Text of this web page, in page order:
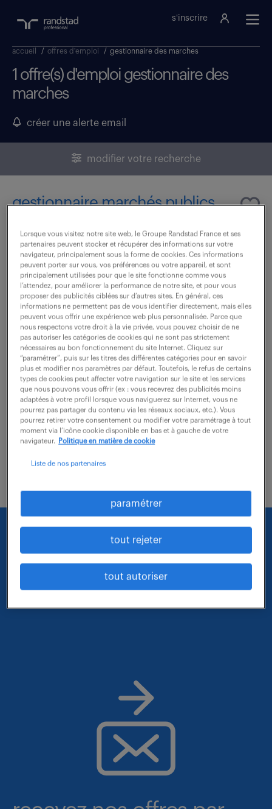
s'inscrire
accueil / offres d'emploi / gestionnaire des marches
1 offre(s) d'emploi gestionnaire des
marches
créer une alerte email
modifier votre recherche
gestionnaire marchés publics
23 février 2026
Orleans (45)
CDI
27 000 - 28 000 € / an
Quelles responsabilités captivantes attendez-vous en
tant que Gestionnaire des marchés (F/H) ? Dans le
cadre de ce poste, vous serez responsable de la
gestion rigoureuse et du suivi des marchés...
voir l'offre
Nous faisons le maximum pour trouver un emploi
qui vous correspond parmi nos offres :
- métier et compétences : gestionnaire des marches
Lorsque vous visitez notre site web, le Groupe Randstad France et ses
partenaires peuvent stocker et récupérer des informations sur votre
navigateur, principalement sous la forme de cookies. Ces informations
peuvent porter sur vous, vos préférences ou votre appareil, et sont
principalement utilisées pour que le site fonctionne comme vous
l’attendez, pour améliorer la performance de notre site, et pour vous
proposer des publicités ciblées sur d’autres sites. En général, ces
informations ne permettent pas de vous identifier directement, mais elles
peuvent vous offrir une expérience web plus personnalisée. Parce que
nous respectons votre droit à la vie privée, vous pouvez choisir de ne
pas autoriser les catégories de cookies qui ne sont pas strictement
nécessaires au bon fonctionnement du site Internet. Cliquez sur
“paramétrer”, puis sur les titres des différentes catégories pour en savoir
plus et modifier nos paramètres par défaut. Toutefois, le refus de certains
types de cookies peut affecter votre navigation sur le site et les services
que nous pouvons vous offrir (ex : vous recevrez des publicités moins
adaptées à votre profil lorsque vous naviguerez sur Internet, vous ne
pourrez pas partager du contenu via les réseaux sociaux, etc.). Vous
pourrez retirer votre consentement ou modifier votre paramétrage à tout
moment via l’icône cookie disponible en bas et à gauche de votre
navigateur.
Politique en matière de cookie
Liste de nos partenaires
paramétrer
tout rejeter
tout autoriser